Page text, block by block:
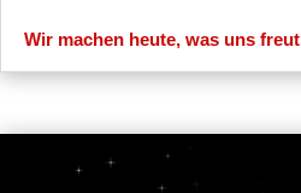
Wir machen heute, was uns freut